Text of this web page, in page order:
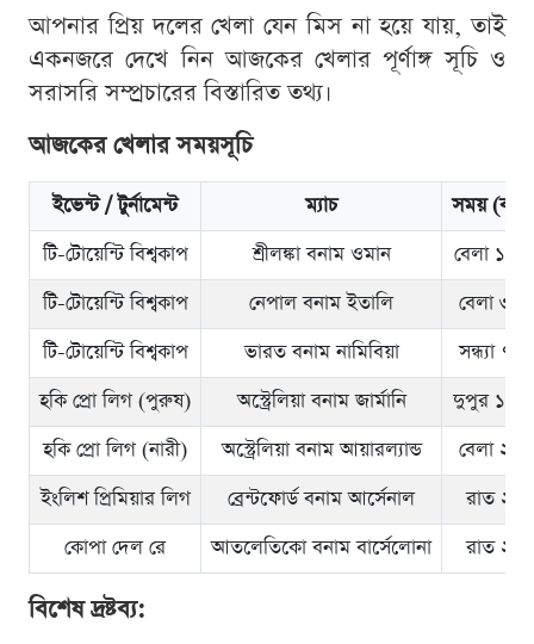
আপনার প্রিয় দলের খেলা যেন মিস না হয়ে যায়, তাই
একনজরে দেখে নিন আজকের খেলার পূর্ণাঙ্গ সূচি ও
সরাসরি সম্প্রচারের বিস্তারিত তথ্য।
আজকের খেলার সময়সূচি
ইভেন্ট / টুর্নামেন্ট ম্যাচ
সময়
টি-টোয়েন্টি বিশ্বকাপ
শ্রীলঙ্কা বনাম ওমান
বেলা
টি-টোয়েন্টি বিশ্বকাপ
নেপাল বনাম ইতালি
বেলা
টি-টোয়েন্টি বিশ্বকাপ
ভারত বনাম নামিবিয়া
সন্ধ্যা
হকি প্রো লিগ (পুরুষ)
অস্ট্রেলিয়া বনাম জার্মানি
দুপুর
হকি প্রো লিগ (নারী)
অস্ট্রেলিয়া বনাম আয়ারল্যান্ড
বেলা
ইংলিশ প্রিমিয়ার লিগ
ব্রেন্টফোর্ড বনাম আর্সেনাল
রাত
কোপা দেল রে
আতলেতিকো বনাম বার্সেলোনা রাত
বিশেষ দ্রষ্টব্য: